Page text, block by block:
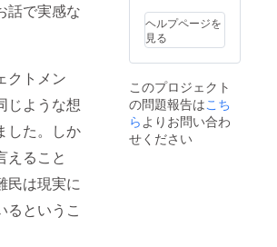
話で実感な
クトメン
じような想
した。しか
えること
民は現実に
るというこ
ん。 ※
映画祭
への参
加は任
ので、
参加を
希望さ
れない
方はこ
ヘルプページを
見る
このプロジェクト
の問題報告はこち
ら よりお問い合わ
せください